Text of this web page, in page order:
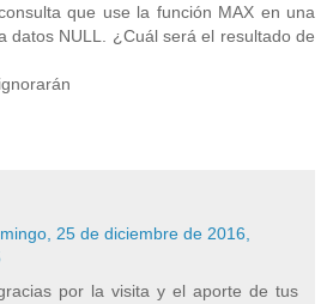
que use la función MAX en una
datos NULL. ¿Cuál será el resultado de
25 de diciembre de 2016,
por la visita y el aporte de tus